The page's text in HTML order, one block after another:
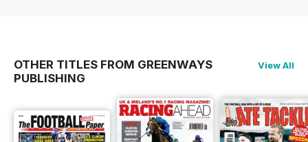
OTHER TITLES FROM GREENWAYS
PUBLISHING
View All